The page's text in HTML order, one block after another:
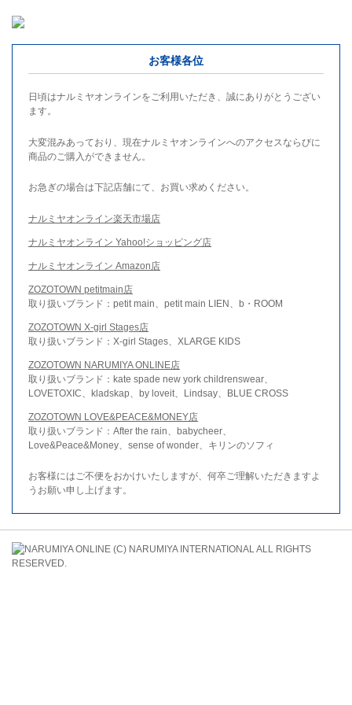
お客様各位
日頃はナルミヤオンラインをご利用いただき、誠にありがとうござい
ます。
大変混みあっており、現在ナルミヤオンラインへのアクセスならびに
商品のご購入ができません。
お急ぎの場合は下記店舗にて、お買い求めください。
ナルミヤオンライン楽天市場店
ナルミヤオンライン Yahoo!ショッピング店
ナルミヤオンライン Amazon店
ZOZOTOWN petitmain店
取り扱いブランド：petit main、petit main LIEN、b・ROOM
ZOZOTOWN X-girl Stages店
取り扱いブランド：X-girl Stages、XLARGE KIDS
ZOZOTOWN NARUMIYA ONLINE店
取り扱いブランド：kate spade new york childrenswear、
LOVETOXIC、kladskap、by loveit、Lindsay、BLUE CROSS
ZOZOTOWN LOVE&PEACE&MONEY店
取り扱いブランド：After the rain、babycheer、
Love&Peace&Money、sense of wonder、キリンのソフィ
お客様にはご不便をおかけいたしますが、何卒ご理解いただきますよ
うお願い申し上げます。